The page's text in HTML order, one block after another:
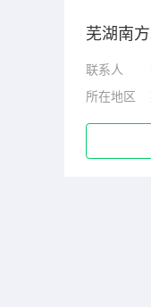
芜湖南
联系人
所在地区